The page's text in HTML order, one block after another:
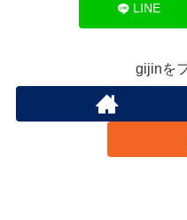
LINE
gijinを